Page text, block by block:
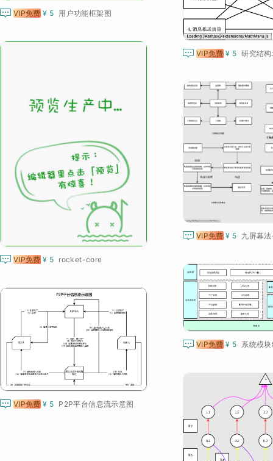
 VIP免费 ¥ 5 研究结
VIP免费 ¥ 5 rocket-core
 VIP免费 ¥ 5
 VIP免费 ¥ 5 系统模
 VIP免费 ¥ 5 P2P平台信息流示意图